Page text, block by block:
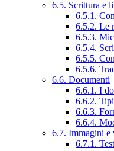
6.5. Scrittura e
6.5.1.
6.5.2. Le
6.5.3.
6.5.4.
6.5.5.
6.5.6.
6.6. Documenti
6.6.1. I
6.6.2.
6.6.3.
6.6.4.
6.7. Immagini e
6.7.1.